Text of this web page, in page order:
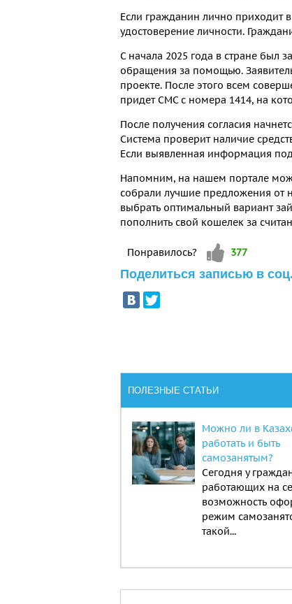
Если гражданин лично приходит
удостоверение личности.
С начала 2025 года в стране был
обращения за помощью.
проекте. После этого всем
придет СМС с номера 1414, на
После получения согласия
Система проверит наличие
Если выявленная информация
Напомним, на нашем портале
собрали лучшие предложения
выбрать оптимальный вариант
пополнить свой кошелек за
Понравилось? Vote up!
377
Поделиться записью в
ПОЛЕЗНЫЕ СТАТЬИ
Можно ли в
работать и быть
самозанятым?
Сегодня у
работающих на
возможность
режим
такой...